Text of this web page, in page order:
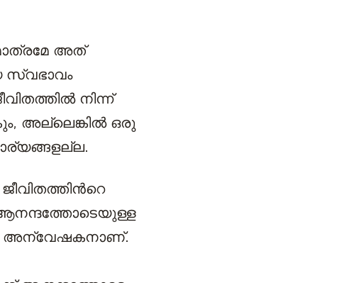
അത്
സ്വഭാവം
നിന്ന്
അല്ലെങ്കിൽ ഒരു
ആനന്ദത്തോടെയുള്ള
അന്വേഷകനാണ്.